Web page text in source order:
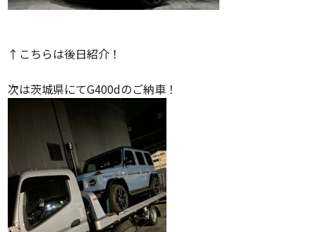
↑こちらは後日紹介！
次は茨城県にてG400dのご納車！